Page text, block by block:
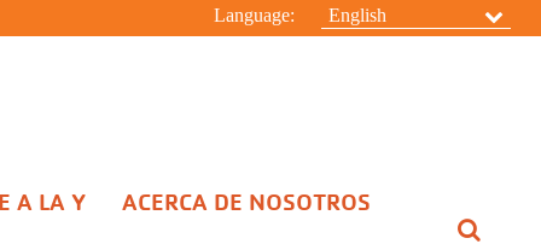
Language: English
A LA Y ACERCA DE NOSOTROS